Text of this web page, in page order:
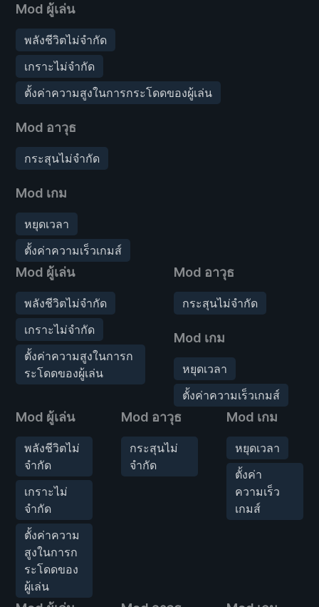
Mod ผู้เล่น
พลังชีวิตไม่จำกัด
เกราะไม่จำกัด
ตั้งค่าความสูงในการกระโดดของผู้เล่น
Mod อาวุธ
กระสุนไม่จำกัด
Mod เกม
หยุดเวลา
ตั้งค่าความเร็วเกมส์
Mod ผู้เล่น
พลังชีวิตไม่จำกัด
เกราะไม่จำกัด
ตั้งค่าความสูงในการก
ระโดดของผู้เล่น
Mod อาวุธ
กระสุนไม่จำกัด
Mod เกม
หยุดเวลา
ตั้งค่าความเร็วเกมส์
Mod ผู้เล่น
พลังชีวิตไม่
จำกัด
เกราะไม่
จำกัด
ตั้งค่าความ
สูงในการก
ระโดดของ
ผู้เล่น
Mod อาวุธ
กระสุนไม่
จำกัด
Mod เกม
หยุดเวลา
ตั้งค่า
ความเร็ว
เกมส์